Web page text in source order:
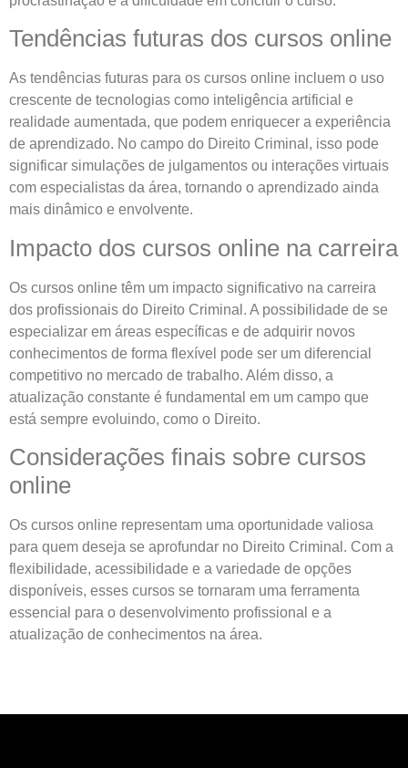
Tendências futuras dos cursos online
As tendências futuras para os cursos online incluem o uso
crescente de tecnologias como inteligência artificial e
realidade aumentada, que podem enriquecer a experiência
de aprendizado. No campo do Direito Criminal, isso pode
significar simulações de julgamentos ou interações virtuais
com especialistas da área, tornando o aprendizado ainda
mais dinâmico e envolvente.
Impacto dos cursos online na carreira
Os cursos online têm um impacto significativo na carreira
dos profissionais do Direito Criminal. A possibilidade de se
especializar em áreas específicas e de adquirir novos
conhecimentos de forma flexível pode ser um diferencial
competitivo no mercado de trabalho. Além disso, a
atualização constante é fundamental em um campo que
está sempre evoluindo, como o Direito.
Considerações finais sobre cursos
online
Os cursos online representam uma oportunidade valiosa
para quem deseja se aprofundar no Direito Criminal. Com a
flexibilidade, acessibilidade e a variedade de opções
disponíveis, esses cursos se tornaram uma ferramenta
essencial para o desenvolvimento profissional e a
atualização de conhecimentos na área.